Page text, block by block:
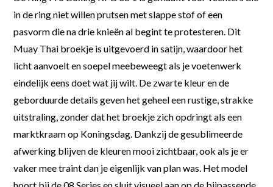
in de ring niet willen prutsen met slappe stof of een
pasvorm die na drie knieën al begint te protesteren. Dit
Muay Thai broekje is uitgevoerd in satijn, waardoor het
licht aanvoelt en soepel meebeweegt als je voetenwerk
eindelijk eens doet wat jij wilt. De zwarte kleur en de
geborduurde details geven het geheel een rustige, strakke
uitstraling, zonder dat het broekje zich opdringt als een
marktkraam op Koningsdag. Dankzij de gesublimeerde
afwerking blijven de kleuren mooi zichtbaar, ook als je er
vaker mee traint dan je eigenlijk van plan was. Het model